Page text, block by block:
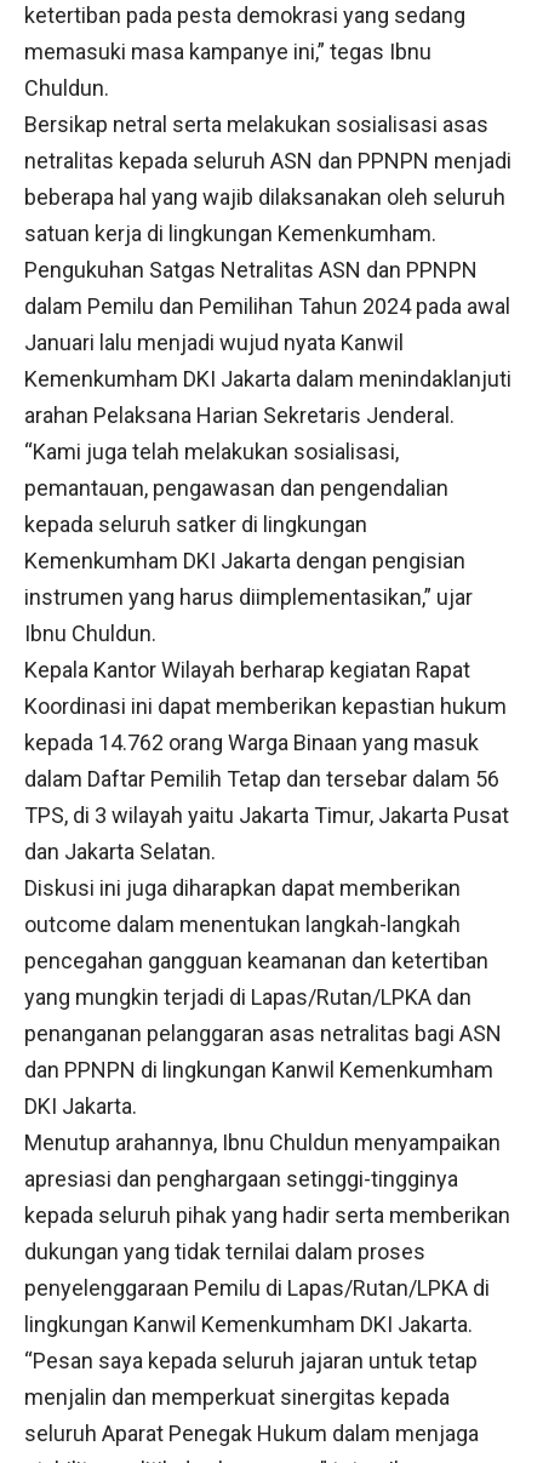
ketertiban pada pesta demokrasi yang sedang
memasuki masa kampanye ini,” tegas Ibnu
Chuldun.
Bersikap netral serta melakukan sosialisasi asas
netralitas kepada seluruh ASN dan PPNPN menjadi
beberapa hal yang wajib dilaksanakan oleh seluruh
satuan kerja di lingkungan Kemenkumham.
Pengukuhan Satgas Netralitas ASN dan PPNPN
dalam Pemilu dan Pemilihan Tahun 2024 pada awal
Januari lalu menjadi wujud nyata Kanwil
Kemenkumham DKI Jakarta dalam menindaklanjuti
arahan Pelaksana Harian Sekretaris Jenderal.
“Kami juga telah melakukan sosialisasi,
pemantauan, pengawasan dan pengendalian
kepada seluruh satker di lingkungan
Kemenkumham DKI Jakarta dengan pengisian
instrumen yang harus diimplementasikan,” ujar
Ibnu Chuldun.
Kepala Kantor Wilayah berharap kegiatan Rapat
Koordinasi ini dapat memberikan kepastian hukum
kepada 14.762 orang Warga Binaan yang masuk
dalam Daftar Pemilih Tetap dan tersebar dalam 56
TPS, di 3 wilayah yaitu Jakarta Timur, Jakarta Pusat
dan Jakarta Selatan.
Diskusi ini juga diharapkan dapat memberikan
outcome dalam menentukan langkah-langkah
pencegahan gangguan keamanan dan ketertiban
yang mungkin terjadi di Lapas/Rutan/LPKA dan
penanganan pelanggaran asas netralitas bagi ASN
dan PPNPN di lingkungan Kanwil Kemenkumham
DKI Jakarta.
Menutup arahannya, Ibnu Chuldun menyampaikan
apresiasi dan penghargaan setinggi-tingginya
kepada seluruh pihak yang hadir serta memberikan
dukungan yang tidak ternilai dalam proses
penyelenggaraan Pemilu di Lapas/Rutan/LPKA di
lingkungan Kanwil Kemenkumham DKI Jakarta.
“Pesan saya kepada seluruh jajaran untuk tetap
menjalin dan memperkuat sinergitas kepada
seluruh Aparat Penegak Hukum dalam menjaga